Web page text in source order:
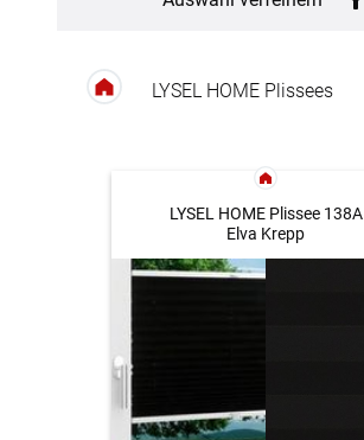
LYSEL HOME Plissees
LYSEL HOME Plissee 138A
Elva Krepp